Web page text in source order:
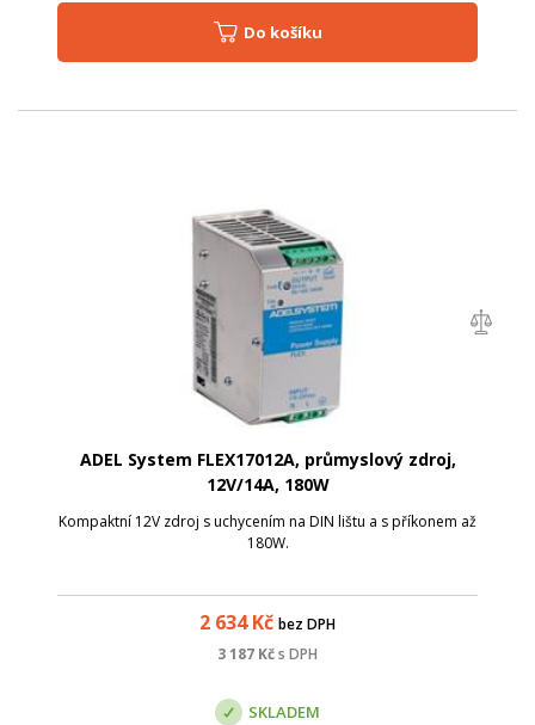
Do košíku
ADEL System FLEX17012A, průmyslový zdroj,
12V/14A, 180W
Kompaktní 12V zdroj s uchycením na DIN lištu a s příkonem až
180W.
2 634Kč bez DPH
3 187 Kčs DPH
SKLADEM